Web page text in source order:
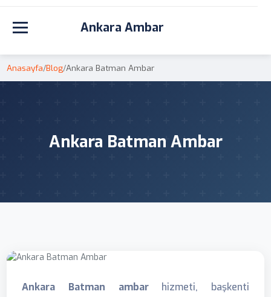
Toggle navigationAnkara Ambar
Anasayfa/Blog/Ankara Batman Ambar
Ankara Batman Ambar
Ankara Batman ambarhizmeti, başkenti